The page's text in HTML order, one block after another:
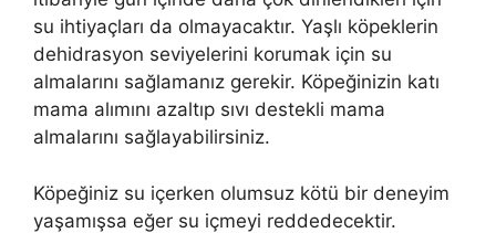
su ihtiyaçları da olmayacaktır. Yaşlı köpeklerin
dehidrasyon seviyelerini korumak için su
almalarını sağlamanız gerekir. Köpeğinizin katı
mama alımını azaltıp sıvı destekli mama
almalarını sağlayabilirsiniz.
Köpeğiniz su içerken olumsuz kötü bir deneyim
yaşamışsa eğer su içmeyi reddedecektir.